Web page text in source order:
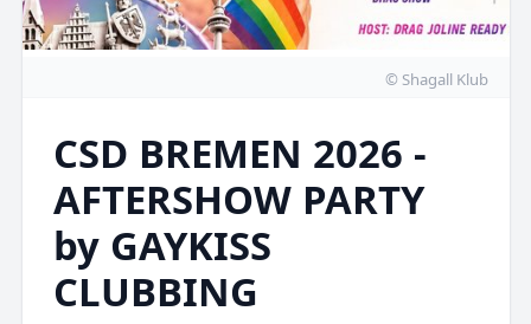
© Shagall Klub
CSD BREMEN 2026 -
AFTERSHOW PARTY
by GAYKISS
CLUBBING